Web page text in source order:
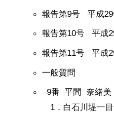
報告第9号 平成29
報告第10号 平成
報告第11号 平成
一般質問
9番 平間 奈緒美
1．白石川堤一